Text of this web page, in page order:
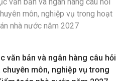
văn bản và ngân hàng câu hỏi
môn, nghiệp vụ trong